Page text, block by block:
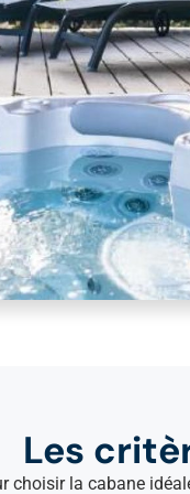
Les
choisir la cabane